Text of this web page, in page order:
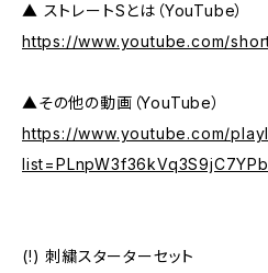
▲ ストレートSとは（YouTube）
https://www.youtube.com/
▲その他の動画（YouTube）
https://www.youtube.com/
(!) 刺繍スターターセット